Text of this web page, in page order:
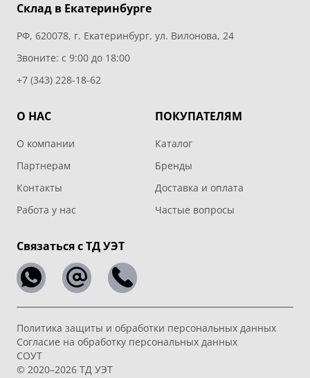
Склад в Екатеринбурге
РФ, 620078, г. Екатеринбург, ул. Вилонова, 24
Звоните: с 9:00 до 18:00
+7 (343) 228-18-62
О НАС
О компании
Партнерам
Контакты
Работа у нас
ПОКУПАТЕЛЯМ
Каталог
Бренды
Доставка и оплата
Частые вопросы
Связаться с ТД УЭТ
Политика защиты и обработки персональных данных
Согласие на обработку персональных данных
СОУТ
© 2020–2026 ТД УЭТ